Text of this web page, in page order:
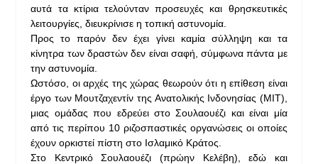
αυτά τα κτίρια τελούνταν προσευχές και θρησκευτικές
λειτουργίες, διευκρίνισε η τοπική αστυνομία.
Προς το παρόν δεν έχει γίνει καμία σύλληψη και τα
κίνητρα των δραστών δεν είναι σαφή, σύμφωνα πάντα με
την αστυνομία.
Ωστόσο, οι αρχές της χώρας θεωρούν ότι η επίθεση είναι
έργο των Μουτζαχεντίν της Ανατολικής Ινδονησίας (MIT),
μιας ομάδας που εδρεύει στο Σουλαουέζι και είναι μία
από τις περίπου 10 ριζοσπαστικές οργανώσεις οι οποίες
έχουν ορκιστεί πίστη στο Ισλαμικό Κράτος.
Στο Κεντρικό Σουλαουέζι (πρώην Κελέβη), εδώ και